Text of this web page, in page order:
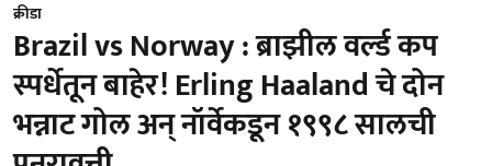
क्रीडा
Brazil vs Norway : ब्राझील वर्ल्ड कप
स्पर्धेतून बाहेर! Erling Haaland चे दोन
भन्नाट गोल अन् नॉर्वेकडून १९९८ सालची